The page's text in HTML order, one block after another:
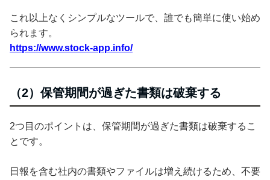
これ以上なくシンプルなツールで、誰でも簡単に使い始め
られます。
https://www.stock-app.info/
（2）保管期間が過ぎた書類は破棄する
2つ目のポイントは、保管期間が過ぎた書類は破棄するこ
とです。
日報を含む社内の書類やファイルは増え続けるため、不要